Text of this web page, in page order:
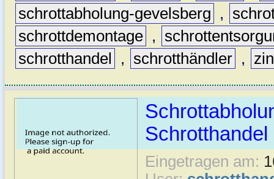
schrottabholung-gevelsberg
,
schrottdemontage ,
schrotthandel
, schrotthändler ,
Schrotthandel
Eingetragen am: